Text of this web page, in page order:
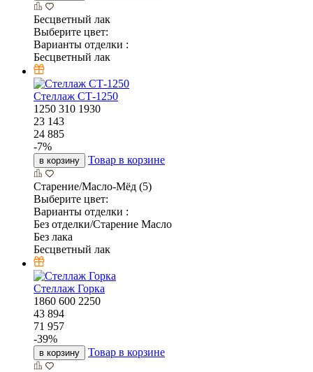
Бесцветный лак
Выберите цвет:
Варианты отделки :
Бесцветный лак
Стеллаж СТ-1250
1250 310 1930
23 143
24 885
-7%
в корзину Товар в корзине
Старение/Масло-Мёд (5)
Выберите цвет:
Варианты отделки :
Без отделки/Старение Масло
Без лака
Бесцветный лак
Стеллаж Горка
1860 600 2250
43 894
71 957
-39%
в корзину Товар в корзине